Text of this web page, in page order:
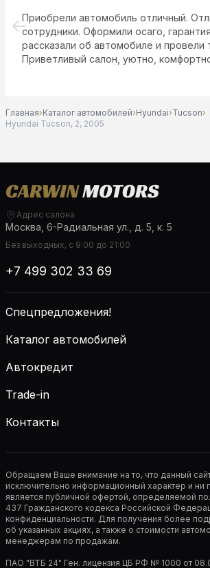
Приобрели автомобиль отличный.
сотрудники. Оформили осаго,
рассказали об автомобиле и провели
Приветливый салон, уютно,
Главная›Каталог автомобилей›Hyundai›Tucson›
Hyundai Tucson, 2, 2005
Адрес салона
Москва, 6-Радиальная ул., д. 5, к. 5
Без выходных, с 9:00 до 21:00
+7 499 302 33 69
Спецпредложения!
Каталог автомобилей
Автокредит
Trade-in
Контакты
Обращаем Ваше внимание на то, что данный
исключительно информационный характер и ни
является публичной офертой, определяемой
437 Гражданского кодекса Российской
конфиденциальности. Для получения более
об указанных акциях, а также о стоимости
менеджерам по продажам.
ПАО "ВТБ 24" Ген. лицензия ЦБ РФ № 1000 от